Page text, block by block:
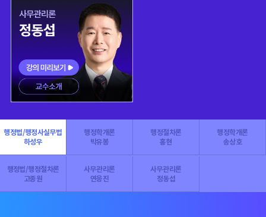
행정법/행정사실무법
하성우
행정학개론
박유봉
행정절차론
홍현
행정학개론
송상호
행정법/행정절차론
고종원
사무관리론
연응진
사무관리론
정동섭